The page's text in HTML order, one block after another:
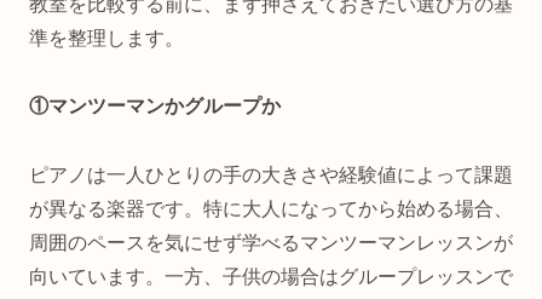
準を整理します。
①マンツーマンかグループか
ピアノは一人ひとりの手の大きさや経験値によって課題
が異なる楽器です。特に大人になってから始める場合、
周囲のペースを気にせず学べるマンツーマンレッスンが
向いています。一方、子供の場合はグループレッスンで